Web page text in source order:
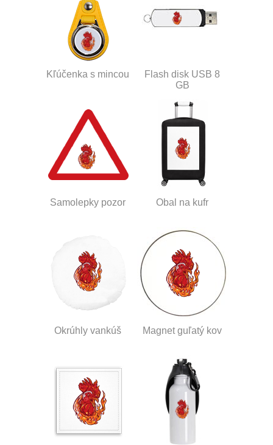
Kľúčenka s mincou
Flash disk USB 8
GB
Samolepky pozor Obal na kufr
Okrúhly vankúš Magnet guľatý kov